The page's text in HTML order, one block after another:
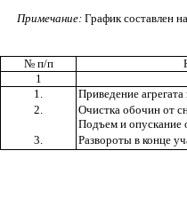
Примечание: График составлен
№ п/п
1
1.
Приведение
2.
Очистка обочин от
Подъем и опускание
3.
Развороты в конце